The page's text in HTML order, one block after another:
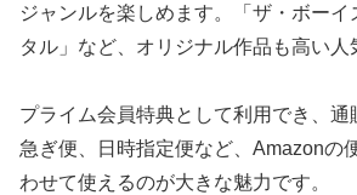
ジャンルを楽しめます。「ザ・ボー
タル」など、オリジナル作品も高い人
プライム会員特典として利用でき、通
急ぎ便、日時指定便など、Amazonの
わせて使えるのが大きな魅力です。